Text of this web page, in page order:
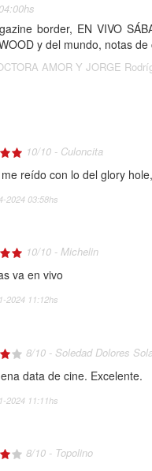
border, EN VIVO
y del mundo, notas
AMOR Y JORGE
10/10 - Culoncita
reído con lo del glory
2024 03:58hs
10/10 -Michelin
va en vivo
2024 11:12hs
8/10 - Soledad Dolores
data de cine. Excelente.
2024 11:11hs
8/10 - Topolino